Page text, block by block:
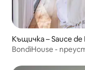
Къщичка – Sauce
BondiHouse -